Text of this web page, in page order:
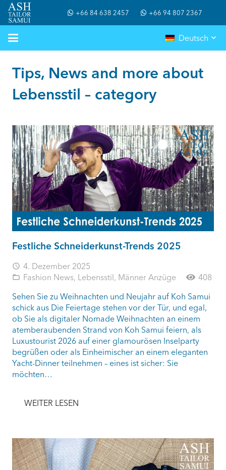
+66 84 638 2457 +66 94 807 2367
Deutsch
Tips, News and more about
Lebensstil – category
Festliche Schneiderkunst-Trends 2025
access_time 4. Dezember 2025
folder_open Fashion News, Lebensstil, Männer Anzüge
408
Sehen Sie zu Weihnachten und Neujahr auf Koh Samui
schick aus Die Feiertage stehen vor der Tür, und egal,
ob Sie als digitaler Nomade Weihnachten an einem
atemberaubenden Strand von Koh Samui feiern, als
Luxustourist 2026 auf einer glamourösen Inselparty
begrüßen oder als Einheimischer an einem eleganten
Yacht-Dinner teilnehmen – eines ist sicher: Sie
möchten…
WEITER LESEN